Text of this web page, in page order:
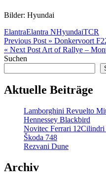
Bilder: Hyundai
ElantraElantra NHyundaiTCR
Beitragsnavigation
Previous Post » Donkervoort
« Next Post Art of Rallye –
Suchen
Aktuelle Beiträge
Lamborghini Revuelto
Hennessey Blackbird
Novitec Ferrari 12Cilindri
Škoda 748
Rezvani Dune
Archiv